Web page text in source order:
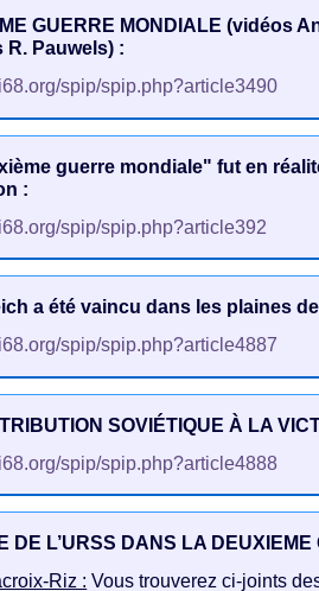
GUERRE MONDIALE (vidéos
R. Pauwels) :
spip/spip.php?article3490
guerre mondiale" fut en
:
spip/spip.php?article392
a été vaincu dans les plaines
spip/spip.php?article4887
SOVIÉTIQUE À LA
spip/spip.php?article4888
DE L’URSS DANS LA
Riz : Vous trouverez ci-joints